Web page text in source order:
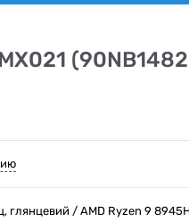
глянцевий / AMD Ryzen 9